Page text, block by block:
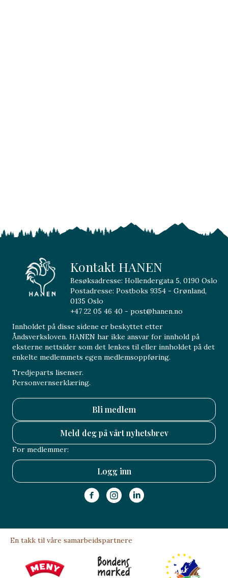
Kontakt HANEN
Besøksadresse: Hollendergata 5, 0190 Oslo
Postadresse: Postboks 9354 - Grønland,
0135 Oslo
+47 22 05 46 40 - post@hanen.no
Innholdet på disse sidene er beskyttet etter
Åndsverksloven. HANEN har ikke ansvar for innhold på
eksterne nettsider som det lenkes til eller innholdet på det
enkelte medlemmets egen medlemsoppføring.
Tredjeparts lisenser.
Personvernserklæring.
Bli medlem
Meld deg på vårt nyhetsbrev
For medlemmer:
Logg inn
En takk til våre samarbeidspartnere